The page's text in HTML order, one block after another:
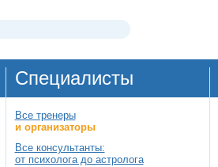
Специалисты
Все тренеры
и организаторы
Все консультанты:
от психолога до астролога